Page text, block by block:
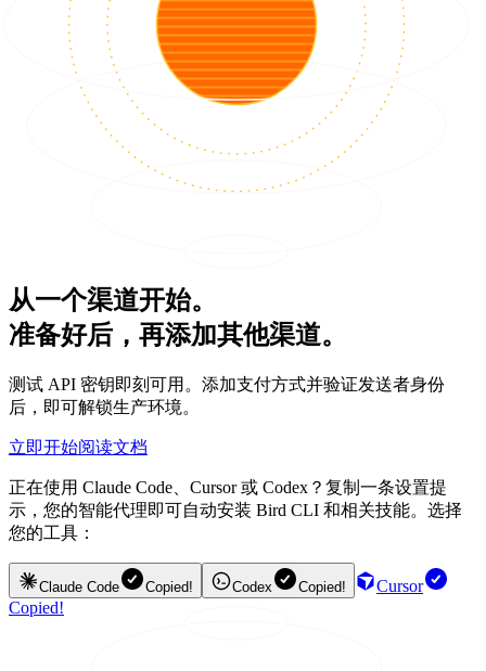
从一个渠道开始。
准备好后，再添加其他渠道。
测试 API 密钥即刻可用。添加支付方式并验证发送者身份
后，即可解锁生产环境。
立即开始阅读文档
正在使用 Claude Code、Cursor 或 Codex？复制一条设置提
示，您的智能代理即可自动安装 Bird CLI 和相关技能。选择
您的工具：
Claude Code Copied! Codex Copied!
Cursor
Copied!